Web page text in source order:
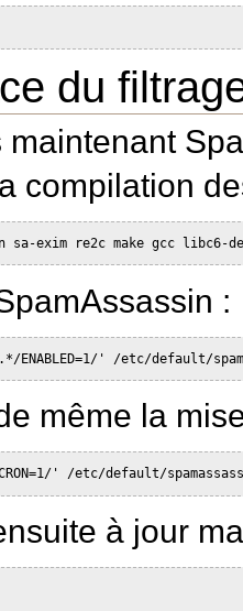
du
maintenant
compilation
exim re2c make gcc libc6-
:
ENABLED=1/' /etc/default/
même la
' /etc/default/
à jour